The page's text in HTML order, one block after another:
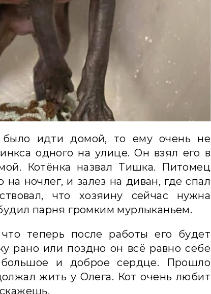
идти домой, то ему очень не
одного на улице. Он взял его в
Котёнка назвал Тишка. Питомец
ночлег, и залез на диван, где спал
что хозяину сейчас нужна
парня громким мурлыканьем.
теперь после работы его будет
рано или поздно он всё равно себе
и доброе сердце. Прошло
жить у Олега. Кот очень любит